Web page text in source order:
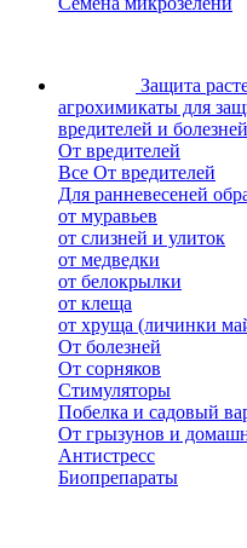
Защита
агрохимикаты для
вредителей и болезней
От вредителей
Все От вредителей
Для ранневесеней
от муравьев
от слизней и улиток
от медведки
от белокрылки
от клеща
от хруща (личинки
От болезней
От сорняков
Стимуляторы
Побелка и садовый
От грызунов и
Антистресс
Биопрепараты